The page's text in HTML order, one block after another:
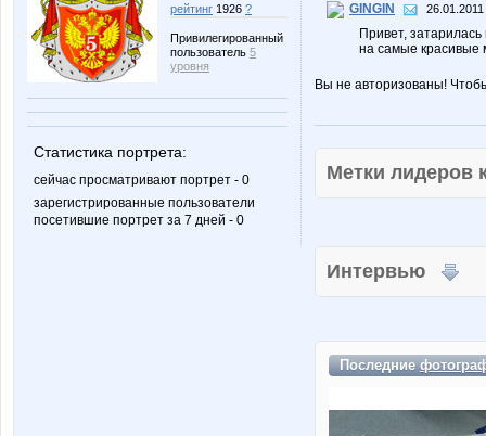
рейтинг 1926 ?
Привилегированный
пользователь 5
уровня
Статистика портрета:
сейчас просматривают портрет - 0
зарегистрированные пользователи
посетившие портрет за 7 дней - 0
GINGIN
Привет, затарилась
на самые красивые
Вы не авторизованы!
Метки
Интервью
Последние